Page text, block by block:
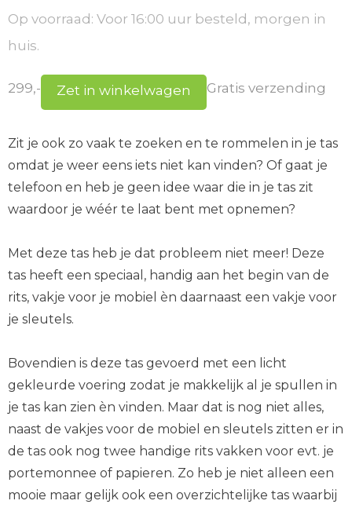
Op voorraad: Voor 16:00 uur besteld, morgen in
huis.
299,- Zet in winkelwagen Gratis verzending
Zit je ook zo vaak te zoeken en te rommelen in je tas
omdat je weer eens iets niet kan vinden? Of gaat je
telefoon en heb je geen idee waar die in je tas zit
waardoor je wéér te laat bent met opnemen?
Met deze tas heb je dat probleem niet meer! Deze
tas heeft een speciaal, handig aan het begin van de
rits, vakje voor je mobiel èn daarnaast een vakje voor
je sleutels.
Bovendien is deze tas gevoerd met een licht
gekleurde voering zodat je makkelijk al je spullen in
je tas kan zien èn vinden. Maar dat is nog niet alles,
naast de vakjes voor de mobiel en sleutels zitten er in
de tas ook nog twee handige rits vakken voor evt. je
portemonnee of papieren. Zo heb je niet alleen een
mooie maar gelijk ook een overzichtelijke tas waarbij